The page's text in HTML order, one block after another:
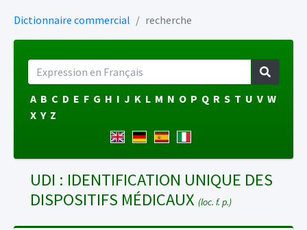
Dictionnaire commercial recherche
A B C D E F G H I J K L M N O P Q R S T U V W
X Y Z
UDI : IDENTIFICATION UNIQUE DES
DISPOSITIFS MÉDICAUX (loc. f. p.)